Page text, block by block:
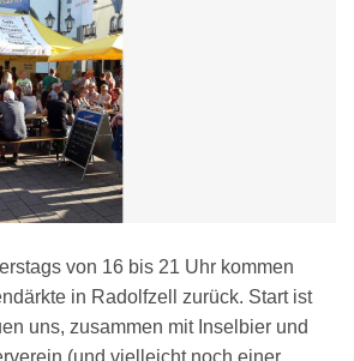
von 16 bis 21 Uhr kommen
in Radolfzell zurück. Start ist
uns, zusammen mit Inselbier und
(und vielleicht noch einer